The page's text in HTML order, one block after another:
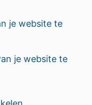
je website te
je website te